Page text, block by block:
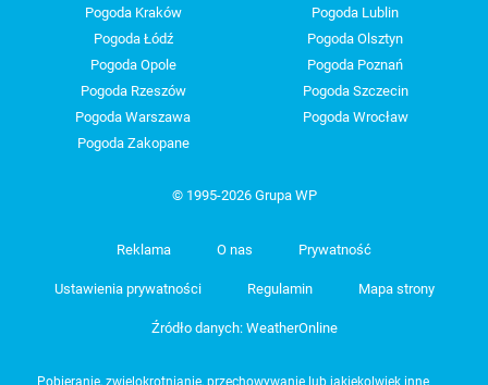
Pogoda Kraków
Pogoda Lublin
Pogoda Łódź
Pogoda Olsztyn
Pogoda Opole
Pogoda Poznań
Pogoda Rzeszów
Pogoda Szczecin
Pogoda Warszawa
Pogoda Wrocław
Pogoda Zakopane
© 1995-2026 Grupa WP
Reklama O nas Prywatność
Ustawienia prywatności Regulamin Mapa strony
Źródło danych: WeatherOnline
Pobieranie, zwielokrotnianie, przechowywanie lub jakiekolwiek inne